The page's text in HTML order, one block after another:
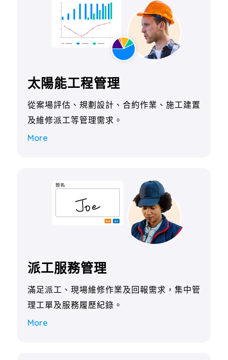
太陽能工程管理
從案場評估、規劃設計、合約作業、施工建置
及維修派工等管理需求。
More
派工服務管理
滿足派工、現場維修作業及回報需求，集中管
理工單及服務履歷紀錄。
More